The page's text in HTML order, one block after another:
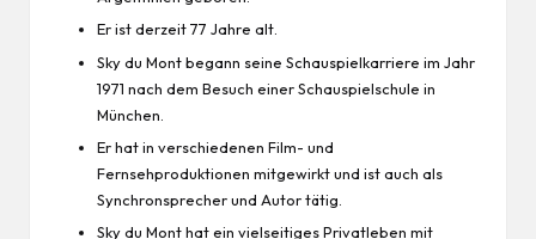
Er ist derzeit 77 Jahre alt.
Sky du Mont begann seine Schauspielkarriere im Jahr
1971 nach dem Besuch einer Schauspielschule in
München.
Er hat in verschiedenen Film- und
Fernsehproduktionen mitgewirkt und ist auch als
Synchronsprecher und Autor tätig.
Sky du Mont hat ein vielseitiges Privatleben mit